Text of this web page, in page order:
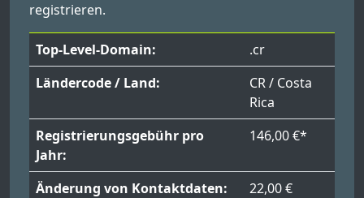
registrieren.
Top-Level-Domain:
.cr
Ländercode / Land:
CR / Costa
Rica
Registrierungsgebühr pro
Jahr:
146,00 €*
Änderung von Kontaktdaten:
22,00 €